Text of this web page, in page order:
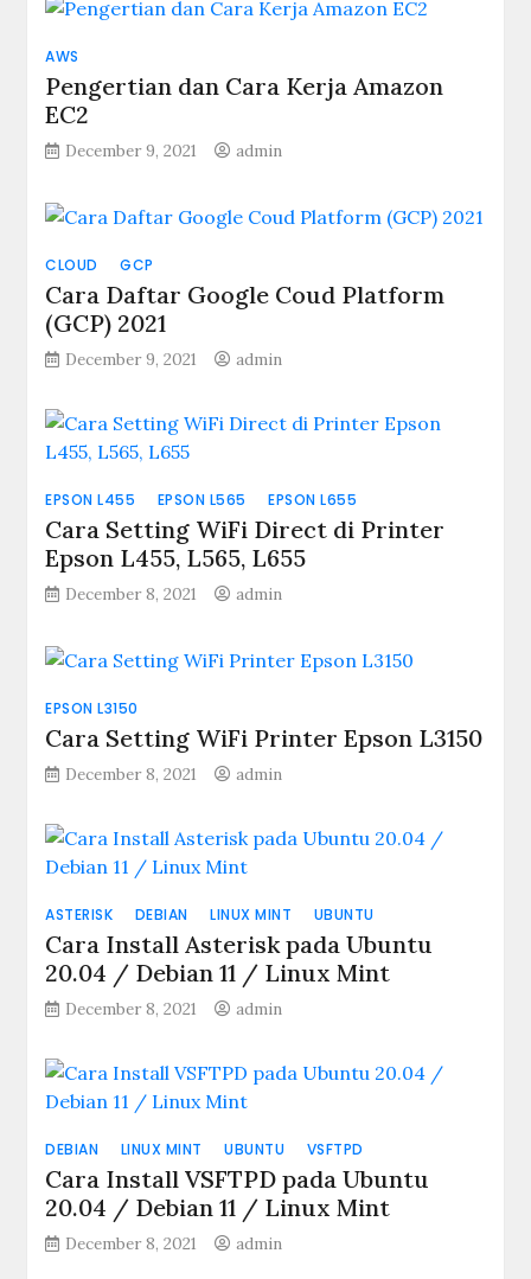
Instance
di
AWS
Pengertian dan Cara Kerja Amazon
EC2
December 9, 2021 admin
CLOUD GCP
Cara Daftar Google Coud Platform
(GCP) 2021
December 9, 2021 admin
EPSON L455 EPSON L565 EPSON L655
Cara Setting WiFi Direct di Printer
Epson L455, L565, L655
December 8, 2021 admin
EPSON L3150
Cara Setting WiFi Printer Epson L3150
December 8, 2021 admin
ASTERISK DEBIAN LINUX MINT UBUNTU
Cara Install Asterisk pada Ubuntu
20.04 / Debian 11 / Linux Mint
December 8, 2021 admin
DEBIAN LINUX MINT UBUNTU VSFTPD
Cara Install VSFTPD pada Ubuntu
20.04 / Debian 11 / Linux Mint
December 8, 2021 admin